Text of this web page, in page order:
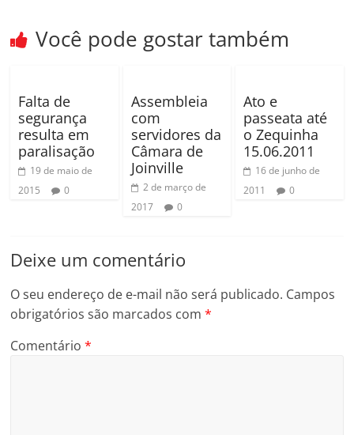
k ar
Você pode gostar também
Falta de
segurança
resulta em
paralisação
19 de maio de
2015
0
Assembleia
com
servidores da
Câmara de
Joinville
2 de março de
2017
0
Ato e
passeata até
o Zequinha
15.06.2011
16 de junho de
2011
0
Deixe um comentário
O seu endereço de e-mail não será publicado. Campos
obrigatórios são marcados com*
Comentário*